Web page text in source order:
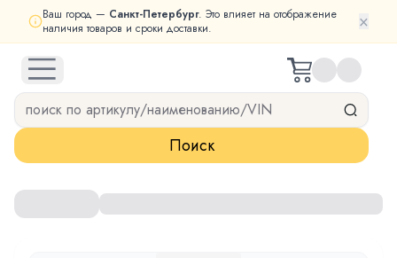
Ваш город — Санкт-Петербург. Это влияет на отображение
наличия товаров и сроки доставки.
×
open navigation menu
Поиск